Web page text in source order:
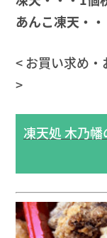
あんこ凍天・
< お買い求め
>
凍天処 木乃